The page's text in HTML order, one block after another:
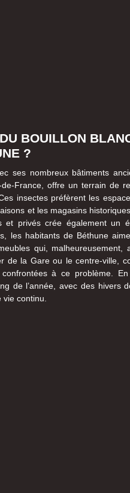
BOUILLON
?
ses nombreux bâtiments
France, offre un terrain de
insectes préfèrent les
et les magasins
et privés crée également un
les habitants de Béthune
qui, malheureusement,
de la Gare ou le centre-ville,
à ce problème.
de l’année, avec des hivers
vie continu.